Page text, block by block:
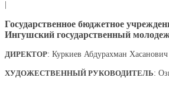
Государственное бюджетное
Ингушский государственный
ДИРЕКТОР: Куркиев Абдурахман Хасанович
ХУДОЖЕСТВЕННЫЙ РУКОВОДИТЕЛЬ: